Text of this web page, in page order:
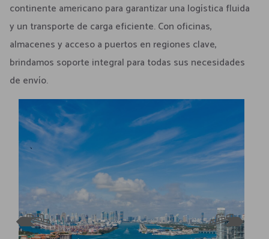
continente americano para garantizar una logística fluida
y un transporte de carga eficiente. Con oficinas,
almacenes y acceso a puertos en regiones clave,
brindamos soporte integral para todas sus necesidades
de envío.